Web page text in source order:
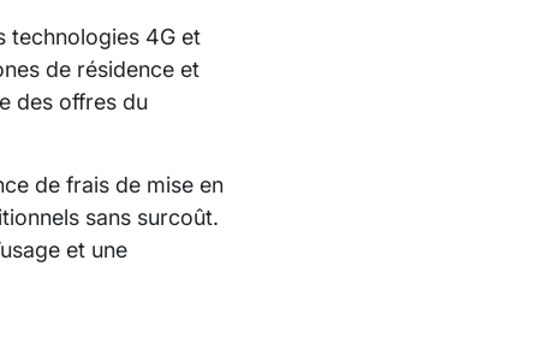
technologies 4G et
de résidence et
des offres du
de frais de mise en
sans surcoût.
et une